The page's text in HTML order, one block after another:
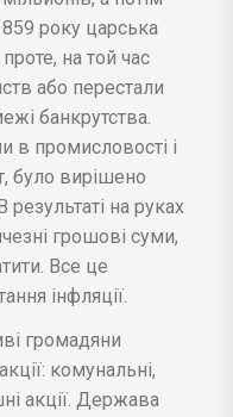
року царська
на той час
або перестали
банкрутства.
в промисловості і
було вирішено
на руках
грошові суми,
Все це
інфляції.
громадяни
комунальні,
акції. Держава